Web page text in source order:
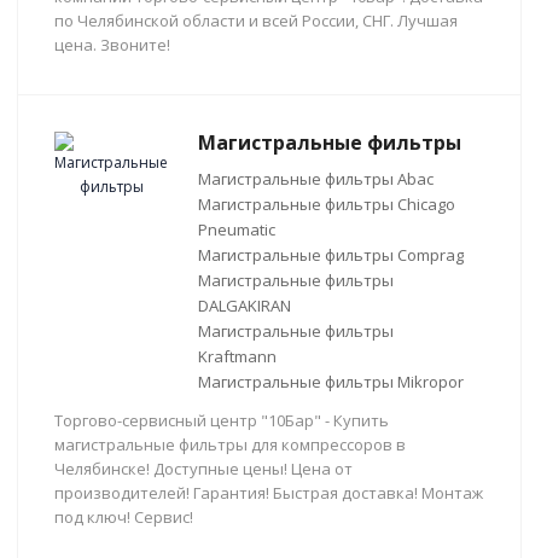
по Челябинской области и всей России, СНГ. Лучшая
цена. Звоните!
Магистральные фильтры
Магистральные фильтры Abac
Магистральные фильтры Chicago
Pneumatic
Магистральные фильтры Comprag
Магистральные фильтры
DALGAKIRAN
Магистральные фильтры
Kraftmann
Магистральные фильтры Mikropor
Торгово-сервисный центр "10Бар" - Купить
магистральные фильтры для компрессоров в
Челябинске! Доступные цены! Цена от
производителей! Гарантия! Быстрая доставка! Монтаж
под ключ! Сервис!